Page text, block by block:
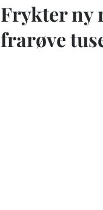
Frykter ny
frarøve